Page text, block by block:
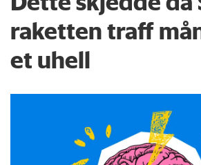
raketten traff
et uhell